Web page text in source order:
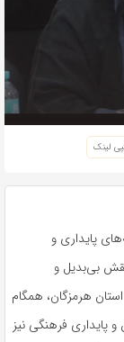
لینک
پایداری و
بی‌بدیل و
هرمزگان، همگام
پایداری فرهنگی نیز